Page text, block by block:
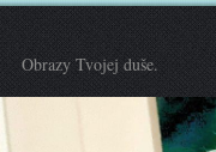
Obrazy Tvojej duše.